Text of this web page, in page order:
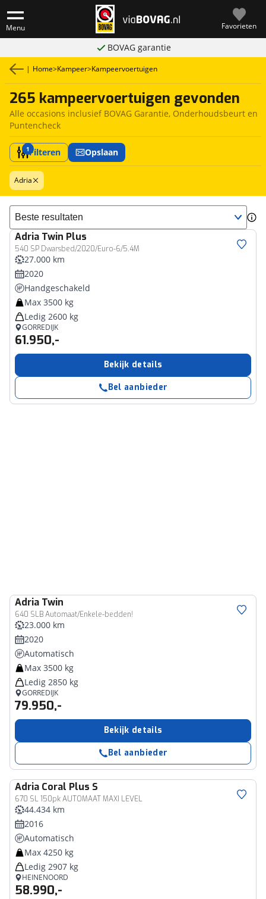
Menu Favorieten
BOVAG garantie
| Home>Kampeer>Kampeervoertuigen
265 kampeervoertuigen gevonden
Alle occasions inclusief BOVAG Garantie, Onderhoudsbeurt en
Puntencheck
1Filteren Opslaan
Adria
Sorteer resultaten
Adria Twin Plus
540 SP Dwarsbed/2020/Euro-6/5.4M
27.000 km
2020
Handgeschakeld
Max 3500 kg
Ledig 2600 kg
GORREDIJK
61.950,-
Bekijk details
Bel aanbieder
Adria Twin
640 SLB Automaat/Enkele-bedden!
23.000 km
2020
Automatisch
Max 3500 kg
Ledig 2850 kg
GORREDIJK
79.950,-
Bekijk details
Bel aanbieder
Adria Coral Plus S
670 SL 150pk AUTOMAAT MAXI LEVEL
44.434 km
2016
Automatisch
Max 4250 kg
Ledig 2907 kg
HEINENOORD
58.990,-